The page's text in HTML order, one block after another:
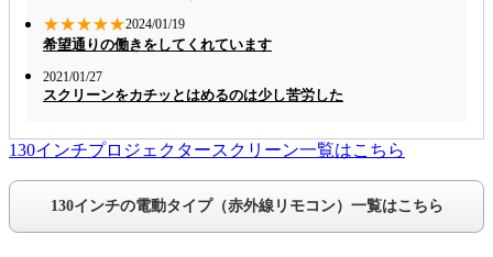
★★★★★2024/01/19
希望通りの働きをしてくれています
2021/01/27
スクリーンをカチッとはめるのは少し苦労した
130インチプロジェクタースクリーン一覧はこちら
130インチの電動タイプ（赤外線リモコン）一覧はこちら